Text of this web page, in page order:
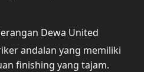
Dewa United
andalan yang memiliki
finishing yang tajam.